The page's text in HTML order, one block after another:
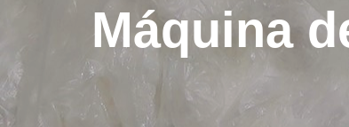
Máquina